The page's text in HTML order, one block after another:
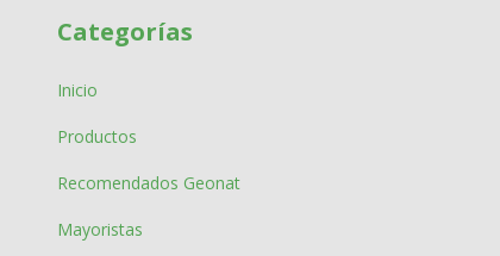
Categorías
Inicio
Productos
Recomendados Geonat
Mayoristas